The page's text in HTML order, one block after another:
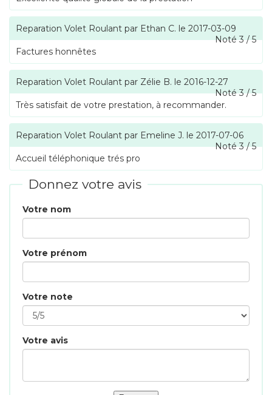
Reparation Volet Roulant par Ethan C. le 2017-03-09
Noté3/5
Factures honnêtes
Reparation Volet Roulant par Zélie B. le 2016-12-27
Noté3/5
Très satisfait de votre prestation, à recommander.
Reparation Volet Roulant par Emeline J. le 2017-07-06
Noté3/5
Accueil téléphonique trés pro
Donnez votre avis
Votre nom
Votre prénom
Votre note
Votre avis